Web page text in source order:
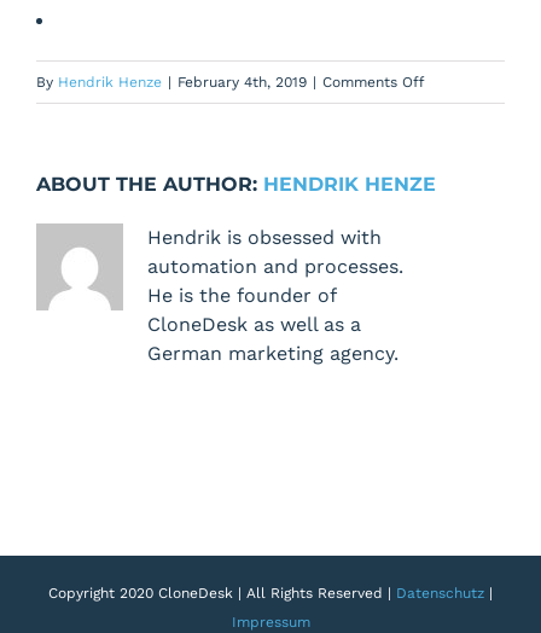
By Hendrik Henze | February 4th, 2019 | Comments Offon
ABOUT THE AUTHOR: HENDRIK HENZE
Hendrik is obsessed with
automation and processes.
He is the founder of
CloneDesk as well as a
German marketing agency.
Copyright 2020 CloneDesk | All Rights Reserved | Datenschutz |
Impressum